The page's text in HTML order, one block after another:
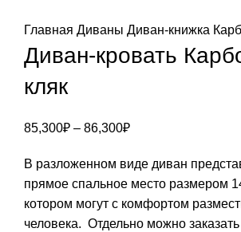
Главная Диваны Диван-книжка
Диван-кровать
кляк
85,300₽ – 86,300₽
В разложенном виде диван
прямое спальное место размером
котором могут с комфортом
человека. Отдельно можно